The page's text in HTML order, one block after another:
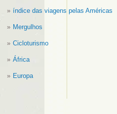
índice das viagens pelas Américas
Mergulhos
Cicloturismo
África
Europa